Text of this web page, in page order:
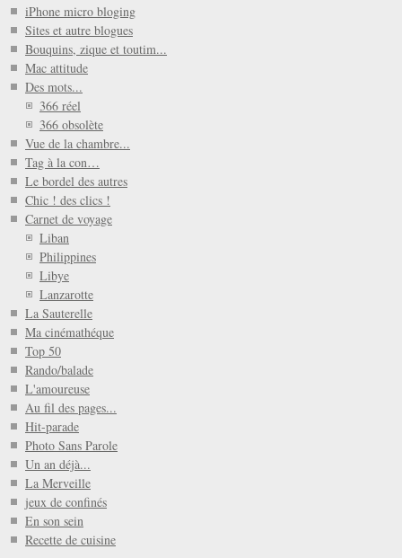
iPhone micro bloging
Sites et autre blogues
Bouquins, zique et toutim...
Mac attitude
Des mots...
366 réel
366 obsolète
Vue de la chambre...
Tag à la con…
Le bordel des autres
Chic ! des clics !
Carnet de voyage
Liban
Philippines
Libye
Lanzarotte
La Sauterelle
Ma cinémathéque
Top 50
Rando/balade
L'amoureuse
Au fil des pages...
Hit-parade
Photo Sans Parole
Un an déjà...
La Merveille
jeux de confinés
En son sein
Recette de cuisine